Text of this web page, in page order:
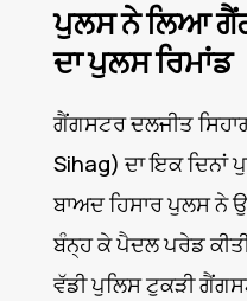
ਪੁਲਸ ਨੇ ਲਿਆ
ਦਾ ਪੁਲਸ ਰਿਮਾਂਡ
ਗੈਂਗਸਟਰ ਦਲਜੀਤ
Sihag) ਦਾ ਇਕ ਦਿਨਾਂ
ਬਾਅਦ ਹਿਸਾਰ ਪੁਲਸ ਨੇ
ਬੰਨ੍ਹ ਕੇ ਪੈਦਲ ਪਰੇਡ
ਵੱਡੀ ਪੁਲਿਸ ਟੁਕੜੀ